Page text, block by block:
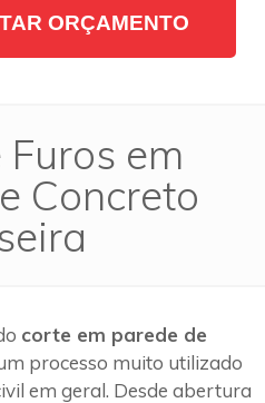
ORÇAMENTO
em
Concreto
corte em parede de
processo muito utilizado
em geral. Desde abertura